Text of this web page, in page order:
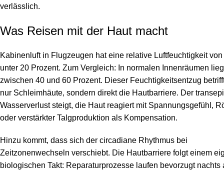
verlässlich.
Was Reisen mit der Haut macht
Kabinenluft in Flugzeugen hat eine relative Luftfeuchtigkeit
unter 20 Prozent. Zum Vergleich: In normalen Innenräumen
zwischen 40 und 60 Prozent. Dieser Feuchtigkeitsentzug
nur Schleimhäute, sondern direkt die Hautbarriere. Der
Wasserverlust steigt, die Haut reagiert mit Spannungsgefühl,
oder verstärkter Talgproduktion als Kompensation.
Hinzu kommt, dass sich der circadiane Rhythmus bei
Zeitzonenwechseln verschiebt. Die Hautbarriere folgt einem
biologischen Takt: Reparaturprozesse laufen bevorzugt nachts